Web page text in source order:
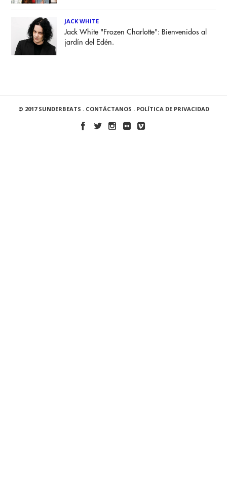
JACK WHITE
Jack White "Frozen Charlotte": Bienvenidos al
jardín del Edén.
© 2017 SUNDERBEATS . CONTÁCTANOS . POLÍTICA DE PRIVACIDAD